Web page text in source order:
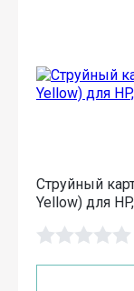
Струйный
Yellow) для